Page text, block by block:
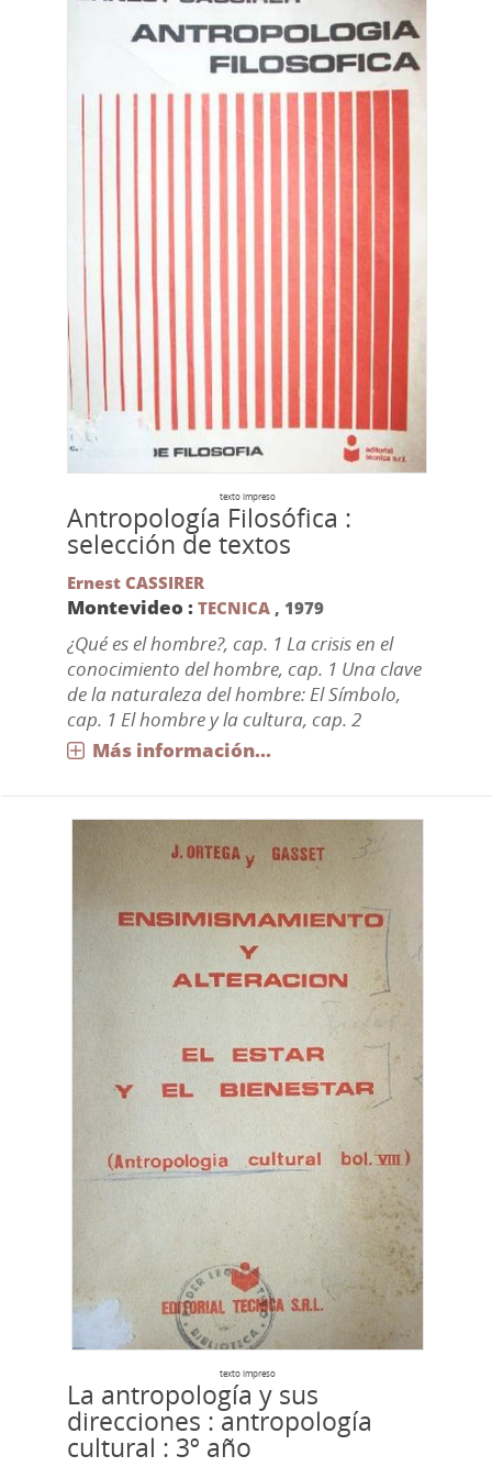
texto impreso
Antropología Filosófica :
selección de textos
Ernest CASSIRER
Montevideo : TECNICA, 1979
¿Qué es el hombre?, cap. 1 La crisis en el
conocimiento del hombre, cap. 1 Una clave
de la naturaleza del hombre: El Símbolo,
cap. 1 El hombre y la cultura, cap. 2
Más información...
texto impreso
La antropología y sus
direcciones : antropología
cultural : 3º año